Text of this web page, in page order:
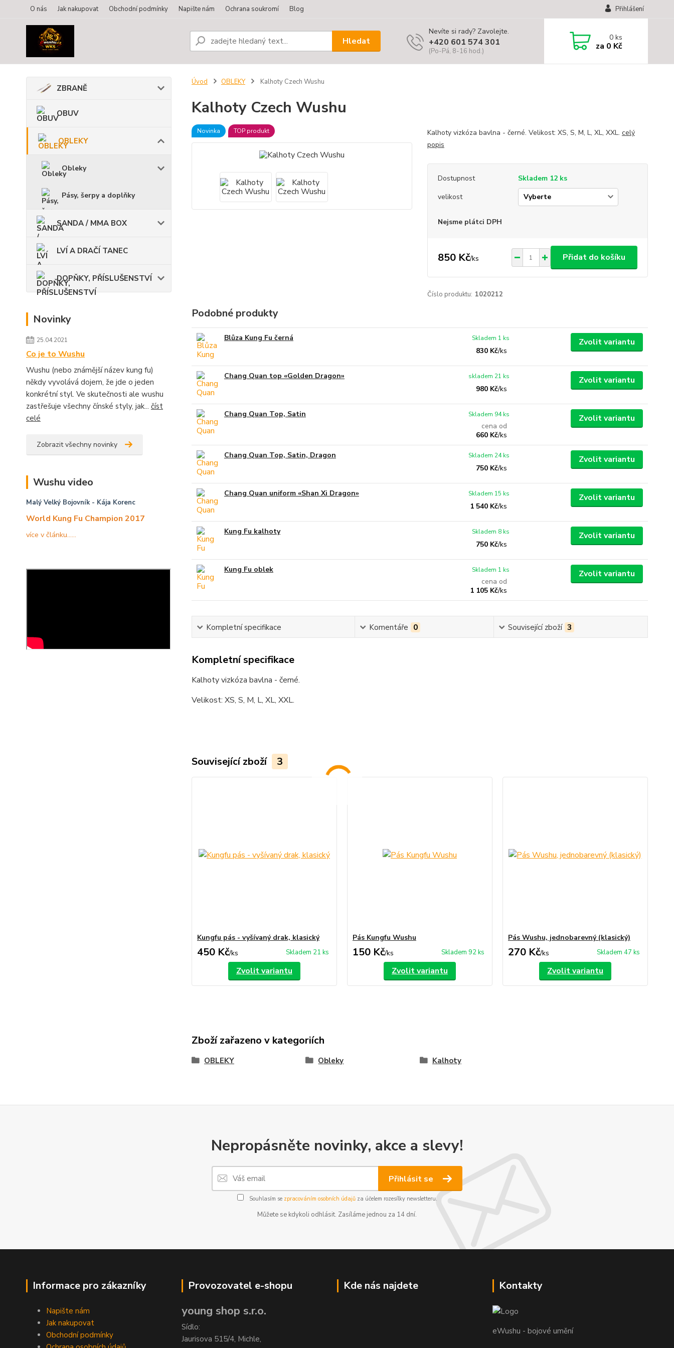
O nás Jak nakupovat Obchodní podmínky Napište nám Ochrana soukromí Blog Přihlášení
Hledat
Nevíte si rady? Zavolejte.
+420 601 574 301
(Po-Pá, 8-16 hod.)
0ks
za 0 Kč
ZBRANĚ
OBUV
OBLEKY
Obleky
Pásy, šerpy a doplňky
SANDA / MMA BOX
LVÍ A DRAČÍ TANEC
DOPŇKY, PŘÍSLUŠENSTVÍ
Novinky
25.04.2021
Co je to Wushu
Wushu (nebo známější název kung fu)
někdy vyvolává dojem, že jde o jeden
konkrétní styl. Ve skutečnosti ale wushu
zastřešuje všechny čínské styly, jak... číst
celé
Zobrazit všechny novinky
Wushu video
Malý Velký Bojovník- Kája Korenc
World Kung Fu Champion 2017
více v článku......
Úvod OBLEKY Kalhoty Czech Wushu
Kalhoty Czech Wushu
Novinka TOP produkt Kalhoty vizkóza bavlna - černé. Velikost: XS, S, M, L, XL, XXL. celý
popis
Dostupnost
Skladem 12 ks
velikost
Nejsme plátci DPH
850 Kč/ks Přidat do košíku
Číslo produktu: 1020212
Podobné produkty
Blůza Kung Fu černá
830 Kč/ks
Skladem 1 ks Zvolit variantu
Chang Quan top «Golden Dragon»
980 Kč/ks
skladem 21 ks Zvolit variantu
Chang Quan Top, Satin
cena od
660 Kč/ks
Skladem 94 ks Zvolit variantu
Chang Quan Top, Satin, Dragon
750 Kč/ks
Skladem 24 ks Zvolit variantu
Chang Quan uniform «Shan Xi Dragon»
1 540 Kč/ks
Skladem 15 ks Zvolit variantu
Kung Fu kalhoty
750 Kč/ks
Skladem 8 ks Zvolit variantu
Kung Fu oblek
cena od
1 105 Kč/ks
Skladem 1 ks Zvolit variantu
Kompletní specifikace Komentáře 0 Související zboží 3
Kompletní specifikace
Kalhoty vizkóza bavlna - černé.
Velikost: XS, S, M, L, XL, XXL.
Související zboží 3
Kungfu pás - vyšívaný drak, klasický
450 Kč/ks Skladem 21 ks
Zvolit variantu
Pás Kungfu Wushu
150 Kč/ks Skladem 92 ks
Zvolit variantu
Pás Wushu, jednobarevný (klasický)
270 Kč/ks Skladem 47 ks
Zvolit variantu
Zboží zařazeno v kategoriích
OBLEKY Obleky Kalhoty
Nepropásněte novinky, akce a slevy!
Přihlásit se
Souhlasím se zpracováním osobních údajůza účelem rozesílky newsletteru.
Můžete se kdykoli odhlásit. Zasíláme jednou za 14 dní.
Informace pro zákazníky
Napište nám
Jak nakupovat
Obchodní podmínky
Provozovatel e-shopu
young shop s.r.o.
Sídlo:
Jaurisova 515/4, Michle,
Kde nás najdete Kontakty
eWushu - bojové umění